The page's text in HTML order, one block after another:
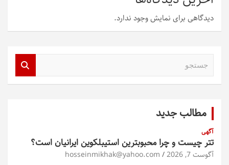
دیدگاهی برای نمایش وجود ندارد.
مطالب جدید
آگهی
تتر چیست و چرا محبوبترین استیبلکوین ایرانیان است؟
آگوست 7, 2026 hosseinmikhak@yahoo.com